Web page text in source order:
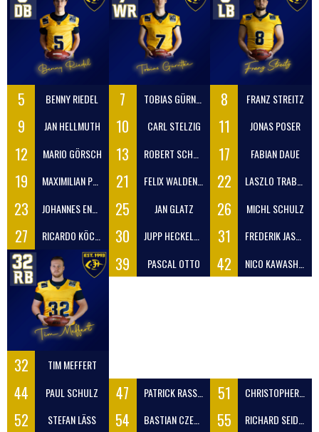
5 BENNY RIEDEL 7 TOBIAS GÜRNTKE 8 FRANZ STREITZ
9 JAN HELLMUTH 10 CARL STELZIG 11 JONAS POSER
12 MARIO GÖRSCH 13 ROBERT SCHWAN 17 FABIAN DAUE
19 MAXIMILIAN PRZEGENDA 21 FELIX WALDENBURGER 22 LASZLO TRABULSI
23 JOHANNES ENGELBRECHT 25 JAN GLATZ 26 MICHL SCHULZ
27 RICARDO KÖCHER 30 JUPP HECKELMANN 31 FREDERIK JASENSKY
32 TIM MEFFERT
39 PASCAL OTTO 42 NICO KAWASHIMA
44 PAUL SCHULZ 47 PATRICK RASSBACH 51 CHRISTOPHER SUST
52 STEFAN LÄSS 54 BASTIAN CZECH 55 RICHARD SEIDEL